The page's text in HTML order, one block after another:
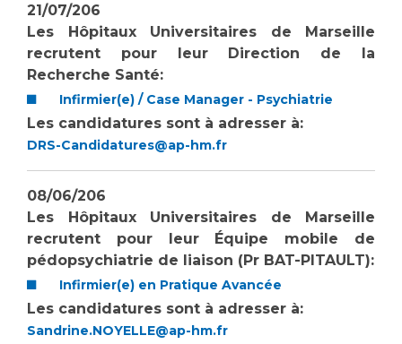
Maladies rares
Maternité Hôpital Nord
Vos représentants
La Commission Des Usagers (CDU)
Les Comités Locaux des Usagers
Le projet des usagers
Plateforme d'Expertise Maladies Rares
Presse / Multimédia
Communiqués de presse
Dossiers de presse
Médiathèque
Fournisseurs
Rôles et missions
Liste des marchés conclus
21/07/206
Les Hôpitaux Universitaires de Marseille
recrutent pour leur Direction de la
Recherche Santé:
Infirmier(e) / Case Manager - Psychiatrie
Les candidatures sont à adresser à:
DRS-Candidatures@ap-hm.fr
08/06/206
Les Hôpitaux Universitaires de Marseille
recrutent pour leur Équipe mobile de
pédopsychiatrie de liaison (Pr BAT-PITAULT):
Infirmier(e) en Pratique Avancée
Les candidatures sont à adresser à:
Sandrine.NOYELLE@ap-hm.fr